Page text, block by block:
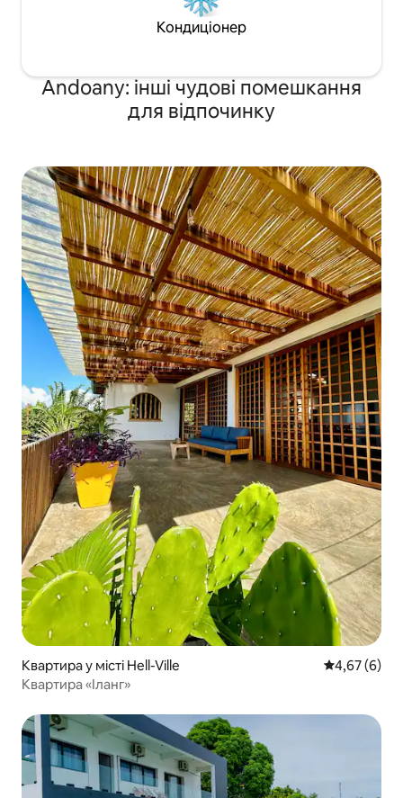
Кондиціонер
Andoany: інші чудові помешкання
для відпочинку
Квартира у місті Hell-Ville Середня
4,67 (6)
Квартира «Іланг»